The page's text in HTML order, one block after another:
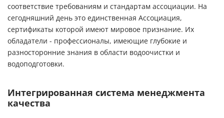
соответствие требованиям и стандартам ассоциации. На
сегодняшний день это единственная Ассоциация,
сертификаты которой имеют мировое признание. Их
обладатели - профессионалы, имеющие глубокие и
разносторонние знания в области водоочистки и
водоподготовки.
Интегрированная система менеджмента
качества